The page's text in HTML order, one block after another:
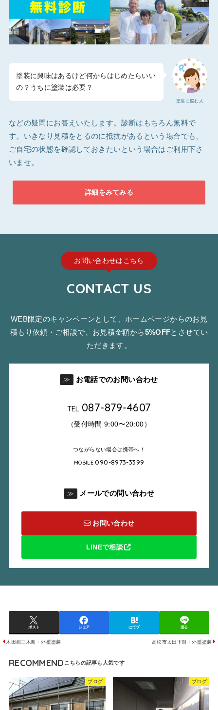
塗装に悩む人
塗装に興味はあるけど何からはじめたらいい
の？うちに塗装は必要？
などの疑問にお答えいたします。診断はもちろん無料で
す。いきなり見積をとるのに抵抗があるという場合でも、
ご自宅の状態を確認しておきたいという場合はご利用下さ
いませ。
詳細をみてみる
お問い合わせはこちら
CONTACT US
WEB限定のキャンペーンとして、ホームページからのお見
積もり依頼・ご相談で、お見積金額から5%OFFとさせてい
ただきます。
≫ お電話でのお問い合わせ
TEL 087-879-4607
（受付時間 9:00〜20:00）
つながらない場合は携帯へ！
MOBILE090-8973-3399
≫ メールでの問い合わせ
お問い合わせ
LINEで相談
ポスト シェア はてブ 送る
木田郡三木町・外壁塗装 高松市太田下町・外壁塗装
RECOMMEND
ブログ ブログ